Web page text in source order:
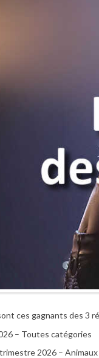
ces gagnants des 3
– Toutes catégories
2026 – Animaux